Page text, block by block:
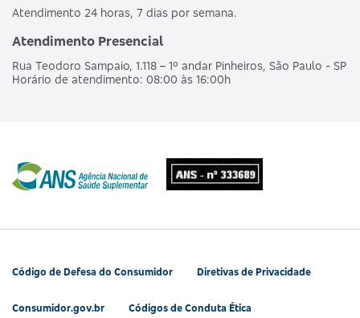
Atendimento 24 horas, 7 dias por semana.
Atendimento Presencial
Rua Teodoro Sampaio, 1.118 – 1º andar Pinheiros, São Paulo - SP
Horário de atendimento: 08:00 às 16:00h
Código de Defesa do Consumidor Diretivas de Privacidade
Consumidor.gov.br Códigos de Conduta Ética